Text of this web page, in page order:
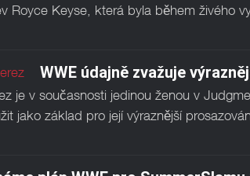
Royce Keyse, která byla během živého
WWE údajně zvažuje
je v současnosti jedinou ženou v
jako základ pro její výraznější